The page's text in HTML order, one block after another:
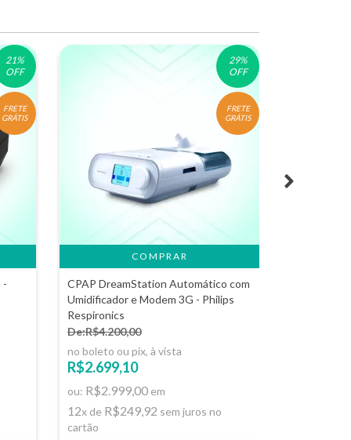
21%
OFF
FRETE
GRÁTIS
-
29%
OFF
FRETE
GRÁTIS
CPAP DreamStation Automático com
Umidificador e Modem 3G - Philips
Respironics
De:R$4.200,00
no boleto ou pix, à vista
R$2.699,10
ou: R$2.999,00 em
12x de R$249,92 sem juros no
cartão